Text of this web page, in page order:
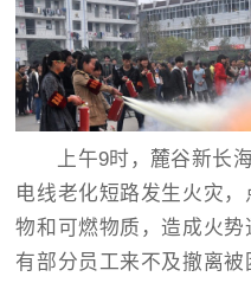
上午9时，麓谷新长海
电线老化短路发生火灾
物和可燃物质，造成火势
有部分员工来不及撤离